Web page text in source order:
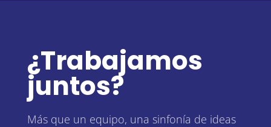
¿Trabajamos
juntos?
Más que un equipo, una sinfonía de ideas